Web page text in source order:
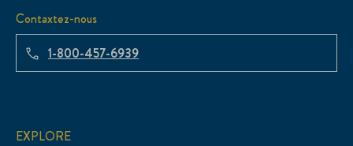
Contaxtez-nous
1-800-457-6939
EXPLORE